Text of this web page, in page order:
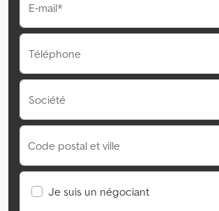
E-mail*
Téléphone
Société
Code postal et ville
Je suis un négociant